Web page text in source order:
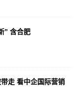
” 含合肥
走 看中企国际营销